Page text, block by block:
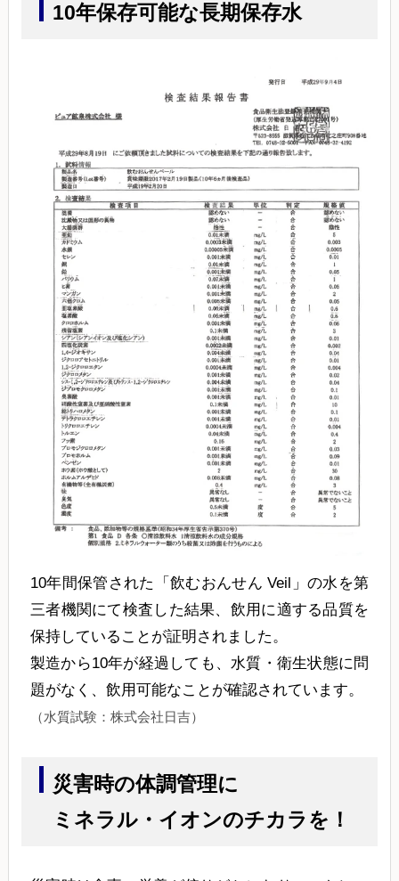
10年保存可能な長期保存水
10年間保管された「飲むおんせん Veil」の水を第
三者機関にて検査した結果、飲用に適する品質を
保持していることが証明されました。
製造から10年が経過しても、水質・衛生状態に問
題がなく、飲用可能なことが確認されています。
（水質試験：株式会社日吉）
災害時の体調管理に
ミネラル・イオンのチカラを！